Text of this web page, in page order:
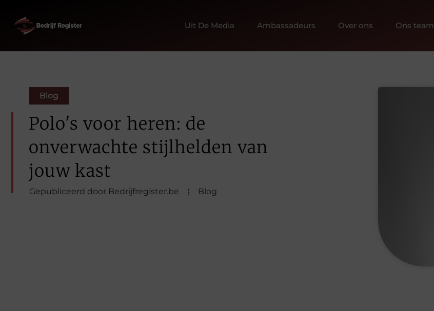
Uit De Media Ambassadeurs Over ons Ons team
Blog
Polo's voor heren: de
onverwachte stijlhelden van
jouw kast
Gepubliceerd door Bedrijfregister.be Blog